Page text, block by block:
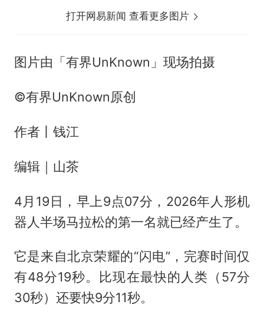
打开网易新闻 查看更多图片
图片由「有界UnKnown」现场拍摄
©有界UnKnown原创
作者丨钱江
编辑｜山茶
4月19日，早上9点07分，2026年人形机
器人半场马拉松的第一名就已经产生了。
它是来自北京荣耀的“闪电”，完赛时间仅
有48分19秒。比现在最快的人类（57分
30秒）还要快9分11秒。